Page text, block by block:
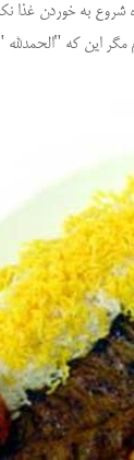
به خوردن غذا
مگر این که "الحمدلله